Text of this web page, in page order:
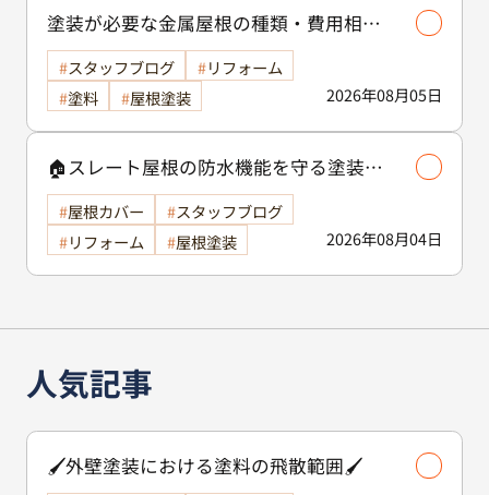
塗装が必要な金属屋根の種類・費用相場
等解説いたします🖊️
2026年08月05日
スタッフブログ
リフォーム
塗料
屋根塗装
🏠スレート屋根の防水機能を守る塗装の
役割🏠/屋根塗装
2026年08月04日
屋根カバー
スタッフブログ
リフォーム
屋根塗装
人気記事
🖌️外壁塗装における塗料の飛散範囲🖌️